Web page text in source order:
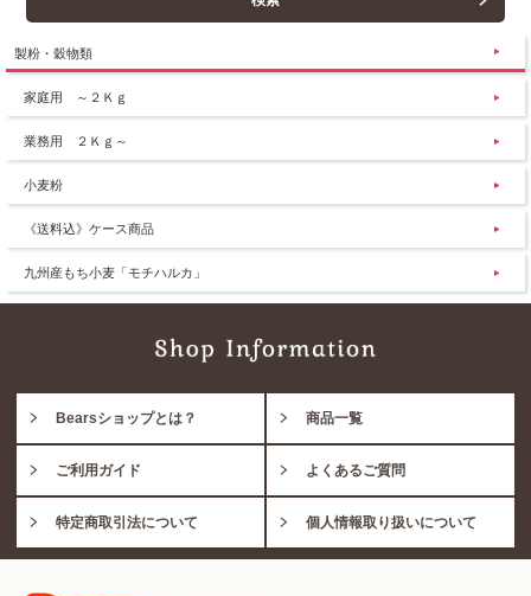
製粉・穀物類
家庭用 ～２Ｋｇ
業務用 ２Ｋｇ～
小麦粉
《送料込》ケース商品
九州産もち小麦「モチハルカ」
Bearsショップとは？ 商品一覧
ご利用ガイド よくあるご質問
特定商取引法について 個人情報取り扱いについて